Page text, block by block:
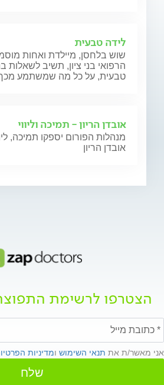
לידה טבעית
שוש בלחסן, מיילדת ואחות
הרפואי בני ציון, תשיב לשאלות
טבעית, על כל מה שמשתמע
אובדן הריון - תמיכה וליווי
מנהלות הפורום יספקו תמיכה,
אובדן הריון
הצטרפו לרשימת
אני מאשר/ת את תנאי השימוש ומדיניות
שלח